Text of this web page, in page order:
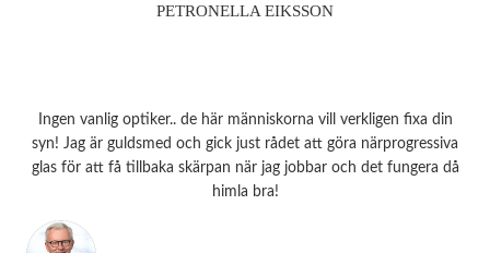
PETRONELLA EIKSSON
Ingen vanlig optiker.. de här människorna vill verkligen fixa din
syn! Jag är guldsmed och gick just rådet att göra närprogressiva
glas för att få tillbaka skärpan när jag jobbar och det fungera då
himla bra!